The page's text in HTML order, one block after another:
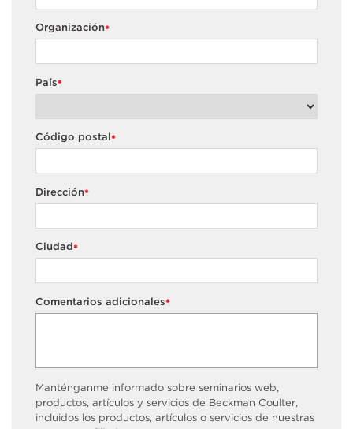
*
Organización
*
País
*
Código postal
*
Dirección
*
Ciudad
*
Comentarios adicionales
Manténganme informado sobre seminarios web,
productos, artículos y servicios de Beckman Coulter,
incluidos los productos, artículos o servicios de nuestras